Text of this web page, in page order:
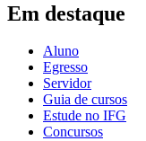
Em destaque
Aluno
Egresso
Servidor
Guia de cursos
Estude no IFG
Concursos